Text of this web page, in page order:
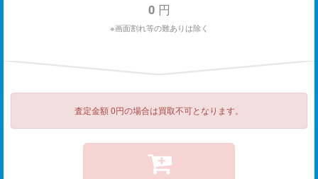
0円
※画面割れ等の難ありは除く
査定金額 0円の場合は買取不可となります。